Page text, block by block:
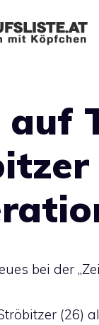
auf
bei der
(26)